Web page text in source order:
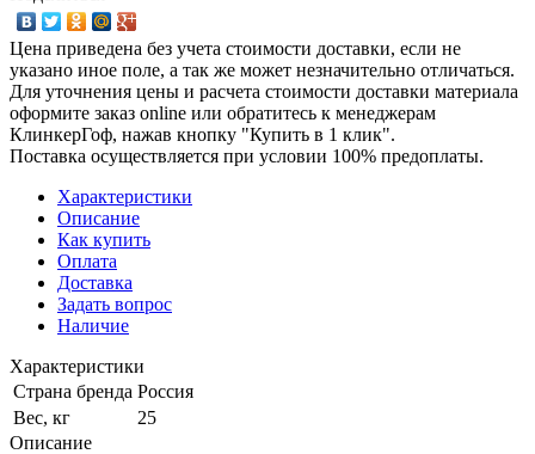
Цена приведена без учета стоимости доставки, если не
указано иное поле, а так же может незначительно отличаться.
Для уточнения цены и расчета стоимости доставки материала
оформите заказ online или обратитесь к менеджерам
КлинкерГоф, нажав кнопку "Купить в 1 клик".
Поставка осуществляется при условии 100% предоплаты.
Характеристики
Описание
Как купить
Оплата
Доставка
Задать вопрос
Наличие
Характеристики
Страна бренда Россия
Вес, кг
25
Описание